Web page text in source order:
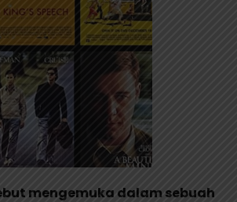
mengemuka dalam sebuah